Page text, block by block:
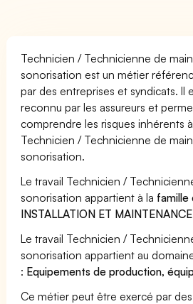
Technicien / Technicienne de
sonorisation est un métier
par des entreprises et syndicats. Il
reconnu par les assureurs et
comprendre les risques inhérents
Technicien / Technicienne de
sonorisation.
Le travail Technicien /
sonorisation appartient à la famille
INSTALLATION ET MAINTENANCE
Le travail Technicien /
sonorisation appartient au
: Equipements de production,
Ce métier peut être exercé par